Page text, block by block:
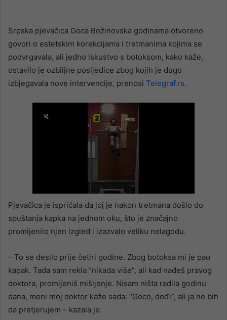
Srpska pjevačica Goca Božinovska godinama otvoreno
govori o estetskim korekcijama i tretmanima kojima se
podvrgavala, ali jedno iskustvo s botoksom, kako kaže,
ostavilo je ozbiljne posljedice zbog kojih je dugo
izbjegavala nove intervencije, prenosi Telegraf.rs.
Pjevačica je ispričala da joj je nakon tretmana došlo do
spuštanja kapka na jednom oku, što je značajno
promijenilo njen izgled i izazvalo veliku nelagodu.
– To se desilo prije četiri godine. Zbog botoksa mi je pao
kapak. Tada sam rekla “nikada više”, ali kad nađeš pravog
doktora, promijeniš mišljenje. Nisam ništa radila godinu
dana, meni moj doktor kaže sada: “Goco, dođi”, ali ja ne bih
da pretjerujem – kazala je.